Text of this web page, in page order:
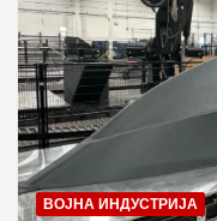
ВОЈНА ИНДУСТРИЈА